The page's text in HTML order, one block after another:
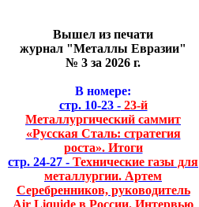
Вышел из печати
журнал "Металлы Евразии"
№ 3 за 2026 г.
В номере:
стр. 10-23 -23-й
Металлургический саммит
«Русская Сталь: стратегия
роста». Итоги
стр. 24-27 - Технические газы для
металлургии. Артем
Серебренников, руководитель